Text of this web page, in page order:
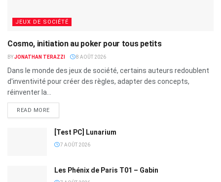
JEUX DE SOCIÉTÉ
Cosmo, initiation au poker pour tous petits
BYJONATHAN TERAZZI 8 AOÛT 2026
Dans le monde des jeux de société, certains auteurs redoublent
d'inventivité pour créer des règles, adapter des concepts,
réinventer la...
READ MORE
[Test PC] Lunarium
7 AOÛT 2026
Les Phénix de Paris T01 – Gabin